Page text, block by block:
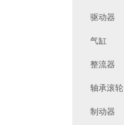
驱动器
气缸
整流器
轴承滚轮
制动器